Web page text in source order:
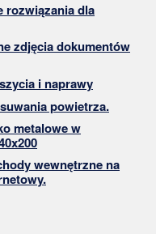
rozwiązania dla
zdjęcia dokumentów
i naprawy
powietrza.
metalowe w
wewnętrzne na